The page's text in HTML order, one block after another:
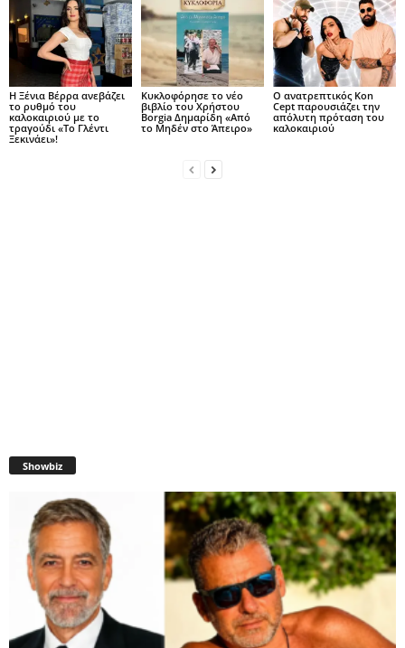
Η Ξένια Βέρρα ανεβάζει
το ρυθμό του
καλοκαιριού με το
τραγούδι «Το Γλέντι
Ξεκινάει»!
Κυκλοφόρησε το νέο
βιβλίο του Χρήστου
Borgia Δημαρίδη «Από
το Μηδέν στο Άπειρο»
Ο ανατρεπτικός Kon
Cept παρουσιάζει την
απόλυτη πρόταση του
καλοκαιριού
Showbiz